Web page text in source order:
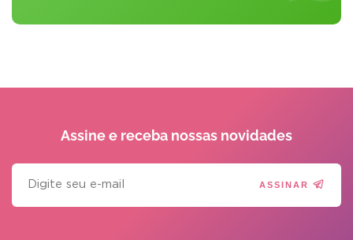
Assine e receba nossas novidades
ASSINAR